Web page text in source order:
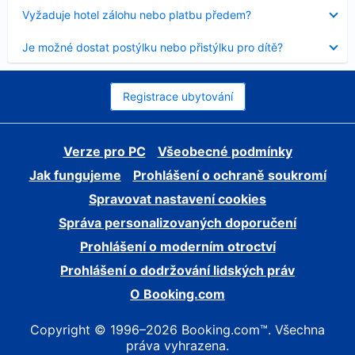
Vyžaduje hotel zálohu nebo platbu předem?
byl
Je možné dostat postýlku nebo přistýlku pro dítě?
byl
skryt
Registrace ubytování
Verze pro PC
Všeobecné podmínky
Jak fungujeme
Prohlášení o ochraně soukromí
Spravovat nastavení cookies
Správa personalizovaných doporučení
Prohlášení o moderním otroctví
Prohlášení o dodržování lidských práv
O Booking.com
Copyright © 1996–2026 Booking.com™. Všechna
práva vyhrazena.